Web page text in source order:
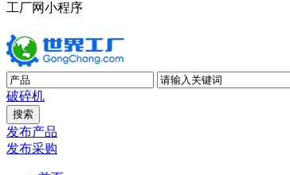
工厂网小程序
破碎机
发布产品
发布采购